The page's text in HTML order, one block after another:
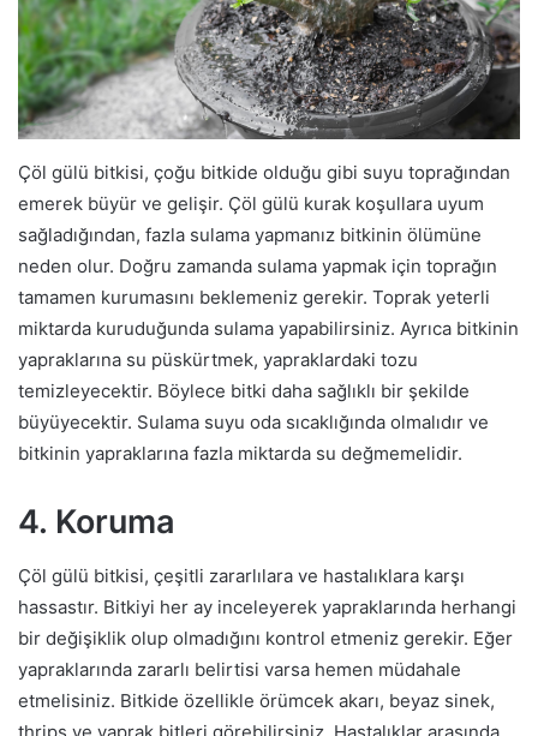
Çöl gülü bitkisi, çoğu bitkide olduğu gibi suyu toprağından
emerek büyür ve gelişir. Çöl gülü kurak koşullara uyum
sağladığından, fazla sulama yapmanız bitkinin ölümüne
neden olur. Doğru zamanda sulama yapmak için toprağın
tamamen kurumasını beklemeniz gerekir. Toprak yeterli
miktarda kuruduğunda sulama yapabilirsiniz. Ayrıca bitkinin
yapraklarına su püskürtmek, yapraklardaki tozu
temizleyecektir. Böylece bitki daha sağlıklı bir şekilde
büyüyecektir. Sulama suyu oda sıcaklığında olmalıdır ve
bitkinin yapraklarına fazla miktarda su değmemelidir.
4. Koruma
Çöl gülü bitkisi, çeşitli zararlılara ve hastalıklara karşı
hassastır. Bitkiyi her ay inceleyerek yapraklarında herhangi
bir değişiklik olup olmadığını kontrol etmeniz gerekir. Eğer
yapraklarında zararlı belirtisi varsa hemen müdahale
etmelisiniz. Bitkide özellikle örümcek akarı, beyaz sinek,